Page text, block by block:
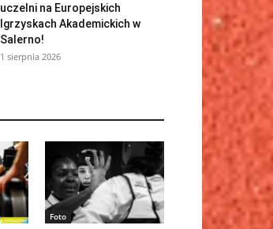
uczelni na Europejskich
Igrzyskach Akademickich w
Salerno!
1 sierpnia 2026
Foto